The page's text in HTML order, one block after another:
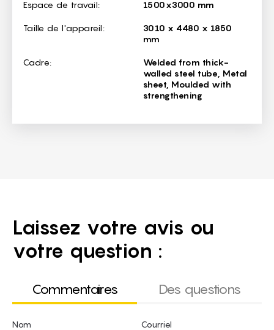
Espace de travail: 1500x3000 mm
Taille de l'appareil:
3010 x 4480 x 1850
mm
Cadre:
Welded from thick-
walled steel tube, Metal
sheet, Moulded with
strengthening
Laissez votre avis ou
votre question :
Commentaires Des questions
Nom Courriel